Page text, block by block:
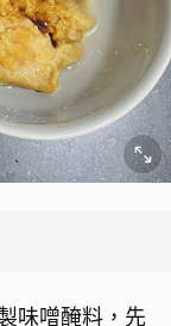
味噌醃料，先